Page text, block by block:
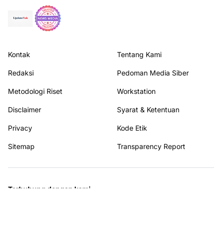
Kontak Tentang Kami
Redaksi Pedoman Media Siber
Metodologi Riset Workstation
Disclaimer Syarat & Ketentuan
Privacy Kode Etik
Sitemap Transparency Report
Terhubung dengan kami